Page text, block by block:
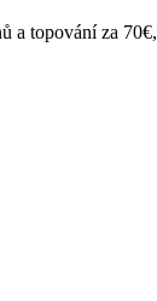
a topování za 70€,